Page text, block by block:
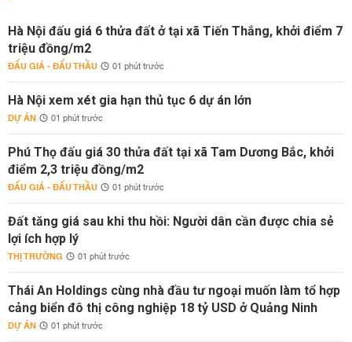
Hà Nội đấu giá 6 thửa đất ở tại xã Tiến Thắng, khởi điểm 7
triệu đồng/m2
ĐẤU GIÁ - ĐẤU THẦU 01 phút trước
Hà Nội xem xét gia hạn thủ tục 6 dự án lớn
DỰ ÁN 01 phút trước
Phú Thọ đấu giá 30 thửa đất tại xã Tam Dương Bắc, khởi
điểm 2,3 triệu đồng/m2
ĐẤU GIÁ - ĐẤU THẦU 01 phút trước
Đất tăng giá sau khi thu hồi: Người dân cần được chia sẻ
lợi ích hợp lý
THỊ TRƯỜNG 01 phút trước
Thái An Holdings cùng nhà đầu tư ngoại muốn làm tổ hợp
cảng biển đô thị công nghiệp 18 tỷ USD ở Quảng Ninh
DỰ ÁN 01 phút trước